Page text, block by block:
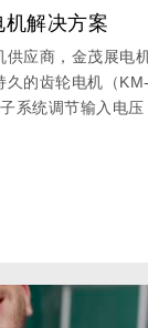
解决方案
供应商，金茂展电
久的齿轮电机（
系统调节输入电压